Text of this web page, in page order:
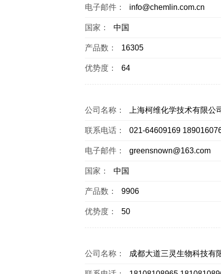
电子邮件： info@chemlin.com.cn
国家： 中国
产品数： 16305
优势度： 64
公司名称： 上海柯维化学技术有限公
联系电话： 021-64609169
电子邮件： greensnown@163.com
国家： 中国
产品数： 9906
优势度： 50
公司名称： 成都大道三灵生物科技有